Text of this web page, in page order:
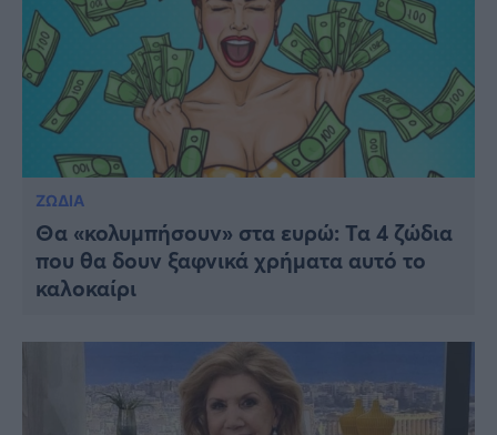
ΖΩΔΙΑ
Θα «κολυμπήσουν» στα ευρώ: Τα 4 ζώδια
που θα δουν ξαφνικά χρήματα αυτό το
καλοκαίρι